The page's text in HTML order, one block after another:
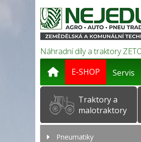
Náhradní díly a traktory
E-SHOP Servis
Traktory a
malotraktory
Pneumatiky